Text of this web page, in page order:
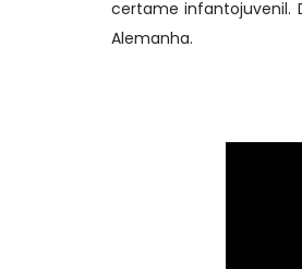
certame infantojuvenil.
Alemanha.